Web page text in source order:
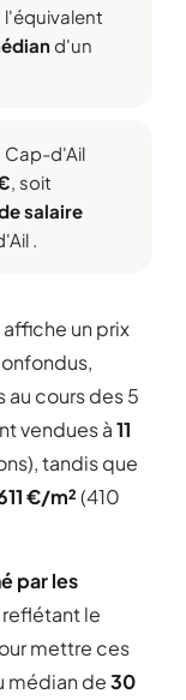
l'équivalent
d'un
Cap-d'Ail
, soit
salaire
.
un prix
au cours des 5
vendues à11
tandis que
€/m²(410
par les
reflétant le
mettre ces
médian de30